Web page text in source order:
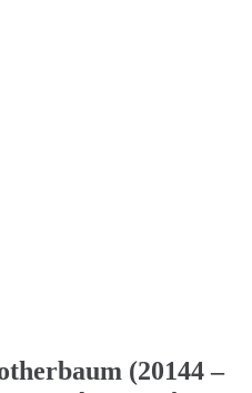
(20144 –